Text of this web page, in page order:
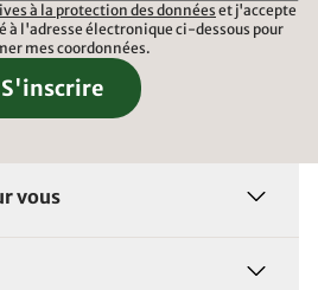
à la protection des données et j'accepte
à l'adresse électronique ci-dessous pour
mes coordonnées.
S'inscrire
vous